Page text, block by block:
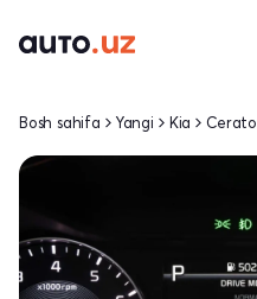
Bosh sahifa Yangi Kia Cerato